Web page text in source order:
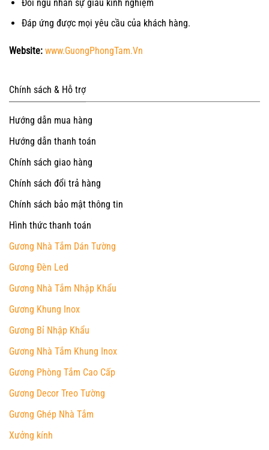
Đỗi ngũ nhân sự giàu kinh nghiệm
Đáp ứng được mọi yêu cầu của khách hàng.
Website: www.GuongPhongTam.Vn
Chính sách & Hỗ trợ
Hướng dẫn mua hàng
Hướng dẫn thanh toán
Chính sách giao hàng
Chính sách đổi trả hàng
Chính sách bảo mật thông tin
Hình thức thanh toán
Gương Nhà Tắm Dán Tường
Gương Đèn Led
Gương Nhà Tắm Nhập Khẩu
Gương Khung Inox
Gương Bỉ Nhập Khẩu
Gương Nhà Tắm Khung Inox
Gương Phòng Tắm Cao Cấp
Gương Decor Treo Tường
Gương Ghép Nhà Tắm
Xưởng kính